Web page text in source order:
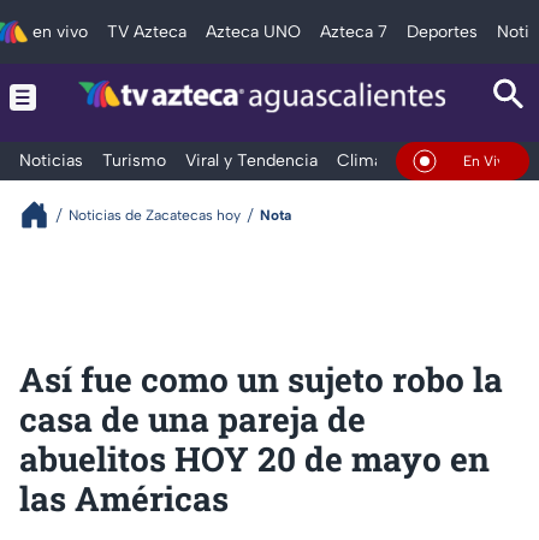
en vivo TV Azteca Azteca UNO Azteca 7 Deportes
Noticias Turismo Viral y Tendencia Clima DeportesEn Vivo
Noticias de Zacatecas hoy Nota
Así fue como un sujeto robo la
casa de una pareja de
abuelitos HOY 20 de mayo en
las Américas